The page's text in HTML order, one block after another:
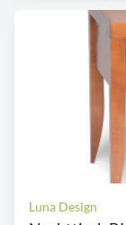
Luna Design